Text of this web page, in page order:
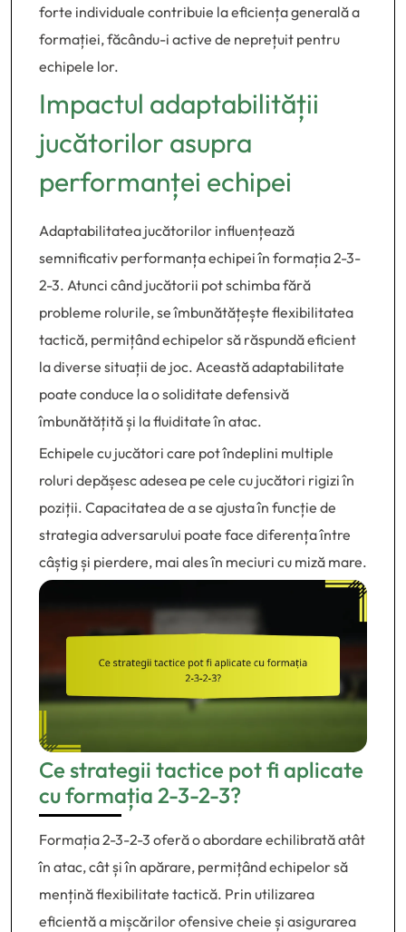
forte individuale contribuie la eficiența generală a
formației, făcându-i active de neprețuit pentru
echipele lor.
Impactul adaptabilității
jucătorilor asupra
performanței echipei
Adaptabilitatea jucătorilor influențează
semnificativ performanța echipei în formația 2-3-
2-3. Atunci când jucătorii pot schimba fără
probleme rolurile, se îmbunătățește flexibilitatea
tactică, permițând echipelor să răspundă eficient
la diverse situații de joc. Această adaptabilitate
poate conduce la o soliditate defensivă
îmbunătățită și la fluiditate în atac.
Echipele cu jucători care pot îndeplini multiple
roluri depășesc adesea pe cele cu jucători rigizi în
poziții. Capacitatea de a se ajusta în funcție de
strategia adversarului poate face diferența între
câștig și pierdere, mai ales în meciuri cu miză mare.
Ce strategii tactice pot fi aplicate
cu formația 2-3-2-3?
Formația 2-3-2-3 oferă o abordare echilibrată atât
în atac, cât și în apărare, permițând echipelor să
mențină flexibilitate tactică. Prin utilizarea
eficientă a mișcărilor ofensive cheie și asigurarea